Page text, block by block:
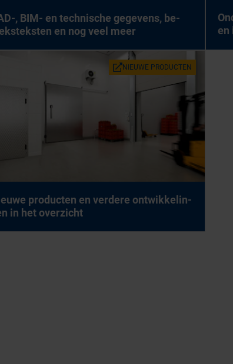
, BIM- en tech­ni­sche ge­ge­vens, be­
en nog veel meer
en
NIEU­WE PRO­DUC­TEN
pro­duc­ten en ver­de­re ont­wik­ke­lin­
in het over­zicht